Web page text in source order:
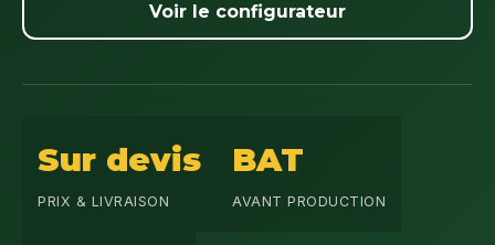
Voir le configurateur
Sur devis
PRIX & LIVRAISON
BAT
AVANT PRODUCTION